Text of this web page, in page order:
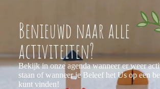
Benieuwd naar alle
activiteiten?
Bekijk in onze agenda wanneer er weer
staan of wanneer je Beleef het Us op een
kunt vinden!